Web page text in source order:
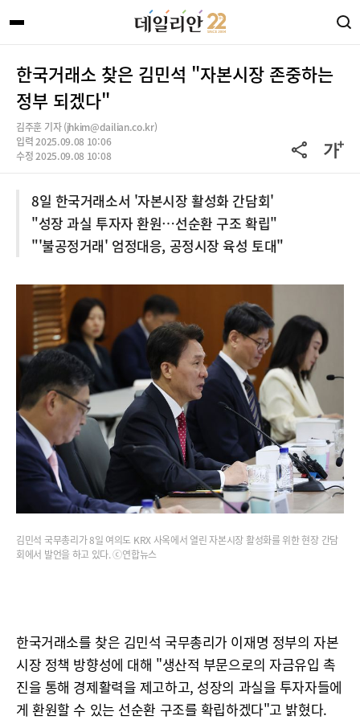
한국거래소 찾은 김민석 "자본시장 존중하는
정부 되겠다"
김주훈 기자 (jhkim@dailian.co.kr)
입력 2025.09.08 10:06
수정 2025.09.08 10:08
8일 한국거래소서 '자본시장 활성화 간담회'
"성장 과실 투자자 환원…선순환 구조 확립"
"'불공정거래' 엄정대응, 공정시장 육성 토대"
김민석 국무총리가 8일 여의도 KRX 사옥에서 열린 자본시장 활성화를 위한 현장 간담
회에서 발언을 하고 있다. ⓒ연합뉴스
한국거래소를 찾은 김민석 국무총리가 이재명 정부의 자본
시장 정책 방향성에 대해 "생산적 부문으로의 자금유입 촉
진을 통해 경제활력을 제고하고, 성장의 과실을 투자자들에
게 환원할 수 있는 선순환 구조를 확립하겠다"고 밝혔다.